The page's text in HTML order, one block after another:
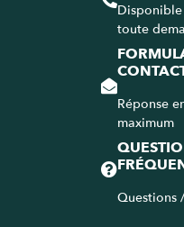
toute
Réponse
maximum
Questions